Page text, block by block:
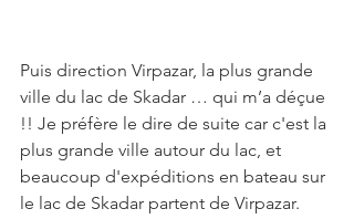
Puis direction Virpazar, la plus grande
ville du lac de Skadar … qui m’a déçue
!! Je préfère le dire de suite car c'est la
plus grande ville autour du lac, et
beaucoup d'expéditions en bateau sur
le lac de Skadar partent de Virpazar.